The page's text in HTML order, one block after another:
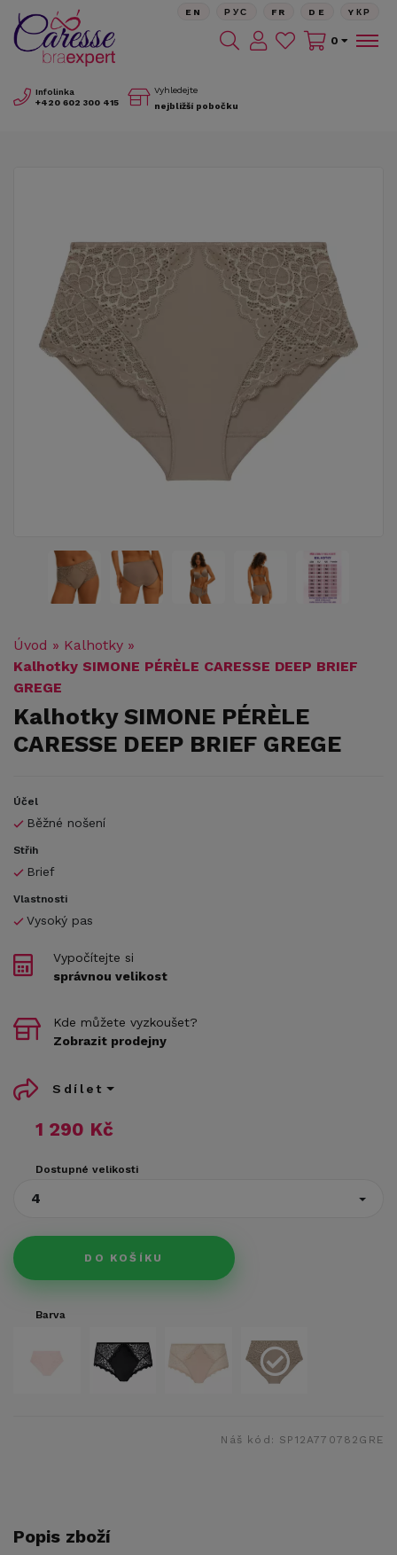
Infolinka
+420 602 300 415
Vyhledejte
nejbližší pobočku
EN РУС FR DE YКР
0
Úvod » Kalhotky »
Kalhotky SIMONE PÉRÈLE CARESSE DEEP BRIEF
GREGE
Kalhotky SIMONE PÉRÈLE
CARESSE DEEP BRIEF GREGE
Účel
Běžné nošení
Střih
Brief
Vlastnosti
Vysoký pas
1 290 Kč
Dostupné velikosti
4
DO KOŠÍKU
Vypočítejte si
správnou velikost
Kde můžete vyzkoušet?
Zobrazit prodejny
Sdílet
Barva
Náš kód: SP12A770782GRE
Popis zboží